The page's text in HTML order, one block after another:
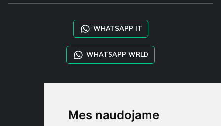
Mes naudojame
WHATSAPP IT
WHATSAPP WRLD
TAYLOR MADE ORDERS